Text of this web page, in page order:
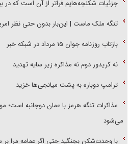
جزئیات شکنجه‌هایم فراتر از آن است که در
تنگه ملک ماست | این‌بار بدون حتی نظر
بازتاب روزنامه جوان ۱۵ مرداد در شبکه خبر
نه کریدور دوم نه مذاکره زیر سایه تهدید
ترامپ دوباره به پشت میانجی‌ها خزید
مذاکرات تنگه هرمز با عمان دوجانبه است؛
می‌شود
با وحدت‌شکن بجنگید حتی اگر عمامه مرا بر